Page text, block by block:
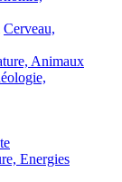
Cerveau,
Animaux
Energies